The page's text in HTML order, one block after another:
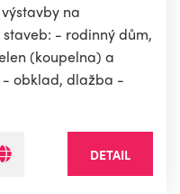
na
- rodinný dům,
(koupelna) a
- obklad, dlažba -
DETAIL